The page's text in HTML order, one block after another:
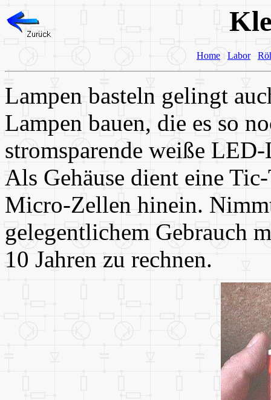
Home Labor
Lampen basteln gelingt
Lampen bauen, die es so
stromsparende weiße
Als Gehäuse dient eine
Micro-Zellen hinein.
gelegentlichem Gebrauch
10 Jahren zu rechnen.